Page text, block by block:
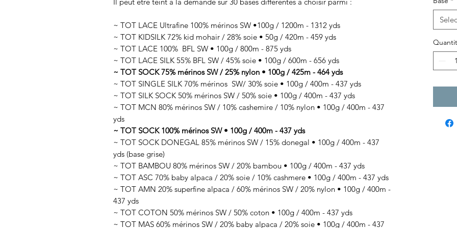
~ TOT LACE Ultrafine 100% mérinos SW •100g / 1200m - 1312 yds
~ TOT KIDSILK 72% kid mohair / 28% soie • 50g / 420m - 459 yds
~ TOT LACE 100% BFL SW • 100g / 800m - 875 yds
~ TOT LACE SILK 55% BFL SW / 45% soie • 100g / 600m - 656 yds
~ TOT SOCK 75% mérinos SW / 25% nylon • 100g / 425m - 464 yds
~ TOT SINGLE SILK 70% mérinos SW/ 30% soie • 100g / 400m - 437 yds
~ TOT SILK SOCK 50% mérinos SW / 50% soie • 100g / 400m - 437 yds
~ TOT MCN 80% mérinos SW / 10% cashemire / 10% nylon • 100g / 400m - 437
yds
~ TOT SOCK 100% mérinos SW • 100g / 400m - 437 yds
~ TOT SOCK DONEGAL 85% mérinos SW / 15% donegal • 100g / 400m - 437
yds (base grise)
~ TOT BAMBOU 80% mérinos SW / 20% bambou • 100g / 400m - 437 yds
~ TOT ASC 70% baby alpaca / 20% soie / 10% cashmere • 100g / 400m - 437 yds
~ TOT AMN 20% superfine alpaca / 60% mérinos SW / 20% nylon • 100g / 400m -
437 yds
~ TOT COTON 50% mérinos SW / 50% coton • 100g / 400m - 437 yds
~ TOT MAS 60% mérinos SW / 20% baby alpaca / 20% soie • 100g / 400m - 437